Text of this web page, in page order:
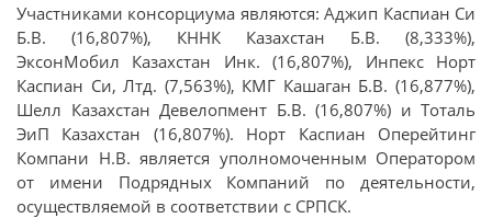
Участниками консорциума являются: Аджип Каспиан Си
Б.В. (16,807%), КННК Казахстан Б.В. (8,333%),
ЭксонМобил Казахстан Инк. (16,807%), Инпекс Норт
Каспиан Си, Лтд. (7,563%), КМГ Кашаган Б.В. (16,877%),
Шелл Казахстан Девелопмент Б.В. (16,807%) и Тоталь
ЭиП Казахстан (16,807%). Норт Каспиан Оперейтинг
Компани Н.В. является уполномоченным Оператором
от имени Подрядных Компаний по деятельности,
осуществляемой в соответствии с СРПСК.